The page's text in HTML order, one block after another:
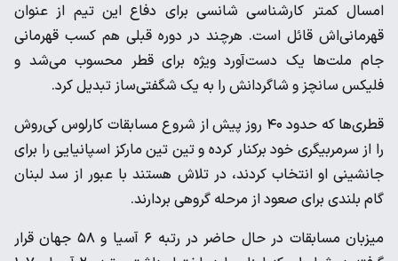
امسال کمتر کارشناسی شانسی برای دفاع این تیم از عنوان
قهرمانی‌اش قائل است. هرچند در دوره قبلی هم کسب قهرمانی
جام ملت‌ها یک دست‌آورد ویژه برای قطر محسوب می‌شد و
فلیکس سانچز و شاگردانش را به یک شگفتی‌ساز تبدیل کرد.
قطری‌ها که حدود ۴۰ روز پیش از شروع مسابقات کارلوس کی‌روش
را از سرمربیگری خود برکنار کرده و تین تین مارکز اسپانیایی را برای
جانشینی او انتخاب کردند، در تلاش هستند با عبور از سد لبنان
گام بلندی برای صعود از مرحله گروهی بردارند‌.
میزبان مسابقات در حال حاضر در رتبه ۶ آسیا و ۵۸ جهان قرار